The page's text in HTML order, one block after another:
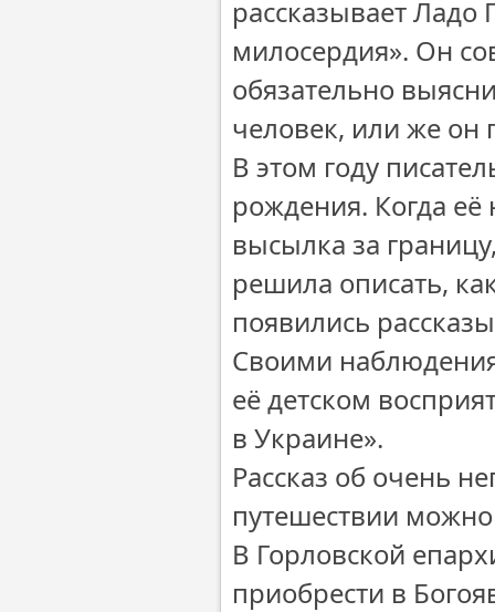
рассказывает Ладо
милосердия». Он
обязательно
человек, или же он
В этом году
рождения. Когда
высылка за
решила описать,
появились
Своими
её детском
в Украине».
Рассказ об очень
путешествии можно
В Горловской
приобрести в